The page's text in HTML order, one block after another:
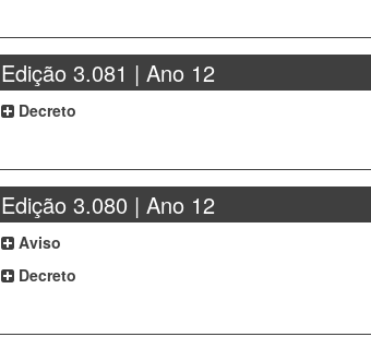
Edição 3.081 | Ano 12
Decreto
Edição 3.080 | Ano 12
Aviso
Decreto